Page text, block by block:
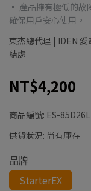
▪ 產品擁有極低的故
確保用戶安心使用。
東杰總代理 | IDEN
結處
NT$4,200
商品編號: ES-85D26L
供貨狀況: 尚有庫存
品牌
StarterEX